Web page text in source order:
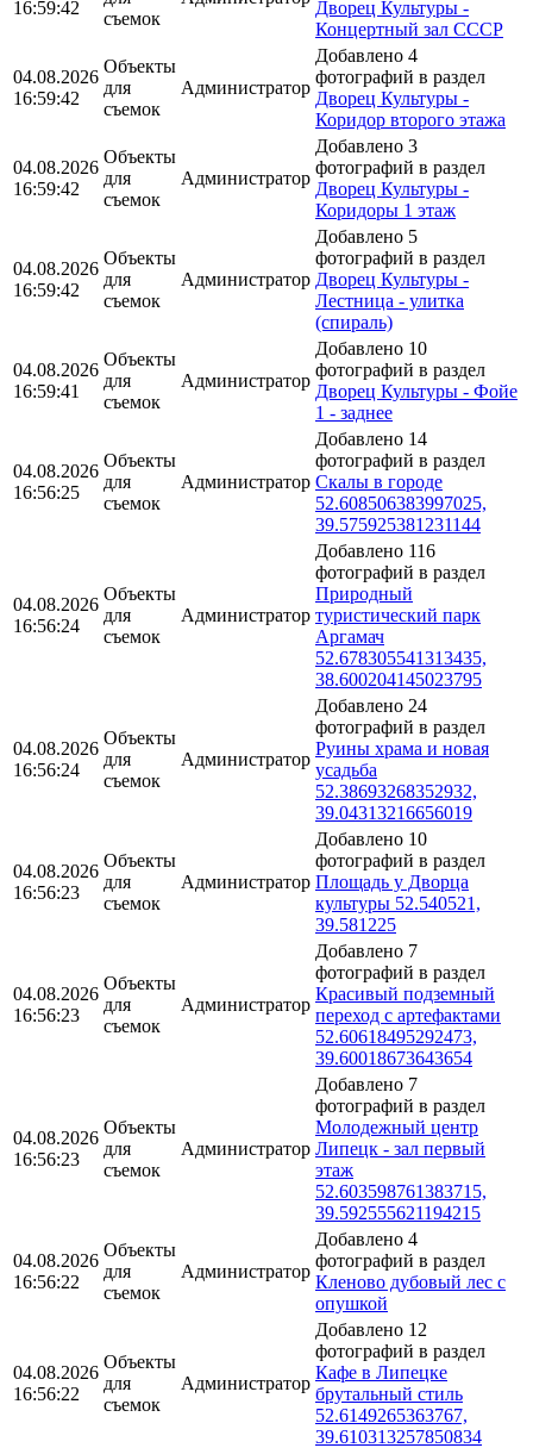
16:59:42
съемок
Дворец Культуры -
Концертный зал СССР
04.08.2026
16:59:42
Объекты
для
съемок
Администратор
Добавлено 4
фотографий в раздел
Дворец Культуры -
Коридор второго этажа
04.08.2026
16:59:42
Объекты
для
съемок
Администратор
Добавлено 3
фотографий в раздел
Дворец Культуры -
Коридоры 1 этаж
04.08.2026
16:59:42
Объекты
для
съемок
Администратор
Добавлено 5
фотографий в раздел
Дворец Культуры -
Лестница - улитка
(спираль)
04.08.2026
16:59:41
Объекты
для
съемок
Администратор
Добавлено 10
фотографий в раздел
Дворец Культуры - Фойе
1 - заднее
04.08.2026
16:56:25
Объекты
для
съемок
Администратор
Добавлено 14
фотографий в раздел
Скалы в городе
52.608506383997025,
39.575925381231144
04.08.2026
16:56:24
Объекты
для
съемок
Администратор
Добавлено 116
фотографий в раздел
Природный
туристический парк
Аргамач
52.678305541313435,
38.600204145023795
04.08.2026
16:56:24
Объекты
для
съемок
Администратор
Добавлено 24
фотографий в раздел
Руины храма и новая
усадьба
52.38693268352932,
39.04313216656019
04.08.2026
16:56:23
Объекты
для
съемок
Администратор
Добавлено 10
фотографий в раздел
Площадь у Дворца
культуры 52.540521,
39.581225
04.08.2026
16:56:23
Объекты
для
съемок
Администратор
Добавлено 7
фотографий в раздел
Красивый подземный
переход с артефактами
52.60618495292473,
39.60018673643654
04.08.2026
16:56:23
Объекты
для
съемок
Администратор
Добавлено 7
фотографий в раздел
Молодежный центр
Липецк - зал первый
этаж
52.603598761383715,
39.592555621194215
04.08.2026
16:56:22
Объекты
для
съемок
Администратор
Добавлено 4
фотографий в раздел
Кленово дубовый лес с
опушкой
04.08.2026
16:56:22
Объекты
для
съемок
Администратор
Добавлено 12
фотографий в раздел
Кафе в Липецке
брутальный стиль
52.6149265363767,
39.610313257850834